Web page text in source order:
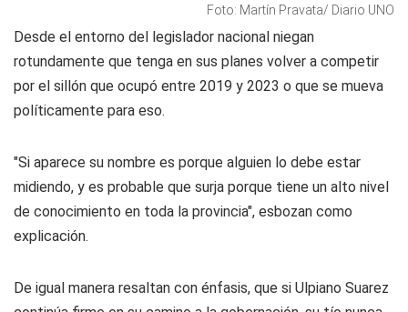
Foto: Martín Pravata/ Diario UNO
Desde el entorno del legislador nacional niegan
rotundamente que tenga en sus planes volver a competir
por el sillón que ocupó entre 2019 y 2023 o que se mueva
políticamente para eso.
"Si aparece su nombre es porque alguien lo debe estar
midiendo, y es probable que surja porque tiene un alto nivel
de conocimiento en toda la provincia", esbozan como
explicación.
De igual manera resaltan con énfasis, que si Ulpiano Suarez